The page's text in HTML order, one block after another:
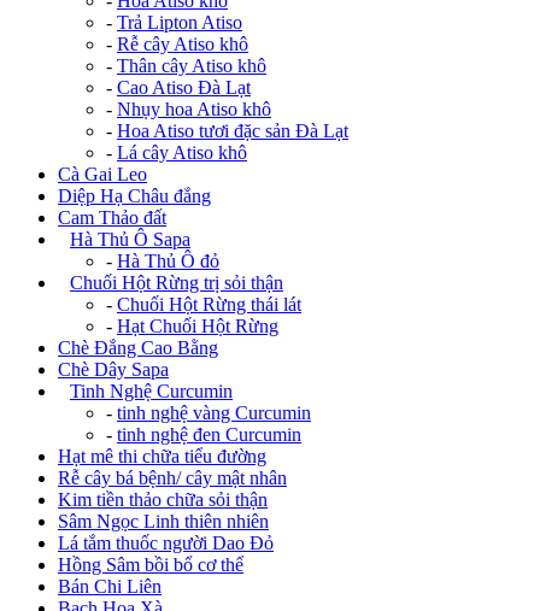
- Trả Lipton Atiso
- Rễ cây Atiso khô
- Thân cây Atiso khô
- Cao Atiso Đà Lạt
- Nhụy hoa Atiso khô
- Hoa Atiso tươi đặc sản Đà Lạt
- Lá cây Atiso khô
Cà Gai Leo
Diệp Hạ Châu đắng
Cam Thảo đất
Hà Thủ Ô Sapa
- Hà Thủ Ô đỏ
Chuối Hột Rừng trị sỏi thận
- Chuối Hột Rừng thái lát
- Hạt Chuối Hột Rừng
Chè Đắng Cao Bằng
Chè Dây Sapa
Tinh Nghệ Curcumin
- tinh nghệ vàng Curcumin
- tinh nghệ đen Curcumin
Hạt mê thi chữa tiểu đường
Rễ cây bá bệnh/ cây mật nhân
Kim tiền thảo chữa sỏi thận
Sâm Ngọc Linh thiên nhiên
Lá tắm thuốc người Dao Đỏ
Hồng Sâm bồi bổ cơ thể
Bán Chi Liên